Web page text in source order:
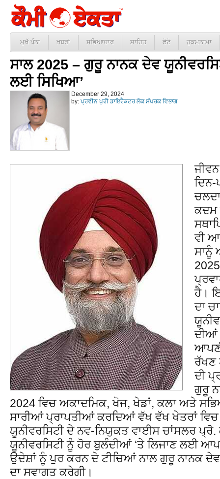
ਮੁਖੱ ਪੰਨਾ ਖ਼ਬਰਾਂ ਸਭਿਆਚਾਰ ਸਾਹਿਤ ਫੋਟੋ ਹੁਕਮਨਾਮਾ
ਸਾਲ 2025 – ਗੁਰੂ ਨਾਨਕ ਦੇਵ
ਲਈ ਸਿਖਿਆ’
December 29, 2024
by: ਪ੍ਰਵੀਨ ਪੁਰੀ ਡਾਇਰੈਕਟਰ ਲੋਕ ਸੰਪਰਕ ਵਿਭਾਗ
ਕਦਮ
ਵੀ
ਸਾਨੂੰ
ਹੈ।
ਦਾ
ਦੀਆਂ
ਰੱਖਣ
ਦੀ
ਗੁਰੂ
2024 ਵਿਚ ਅਕਾਦਮਿਕ, ਖੋਜ, ਖੇਡਾਂ, ਕਲਾ ਅਤੇ
ਸਾਰੀਆਂ ਪ੍ਰਾਪਤੀਆਂ ਕਰਦਿਆਂ ਵੱਖ ਵੱਖ ਖੇਤਰਾਂ
ਯੂਨੀਵਰਸਿਟੀ ਦੇ ਨਵ-ਨਿਯੁਕਤ ਵਾਈਸ ਚਾਂਸਲਰ
ਯੂਨੀਵਰਸਿਟੀ ਨੂੰ ਹੋਰ ਬੁਲੰਦੀਆਂ ‘ਤੇ ਲਿਜਾਣ ਲਈ
ਉਦੇਸ਼ਾਂ ਨੂੰ ਪੁਰ ਕਰਨ ਦੇ ਟੀਚਿਆਂ ਨਾਲ ਗੁਰੂ ਨਾਨਕ ਦੇਵ
ਦਾ ਸਵਾਗਤ ਕਰੇਗੀ।